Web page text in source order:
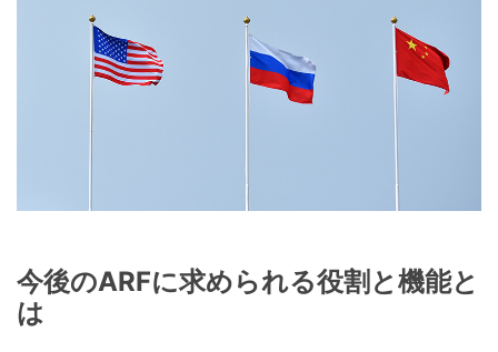
今後のARFに求められる役割と機能と
は